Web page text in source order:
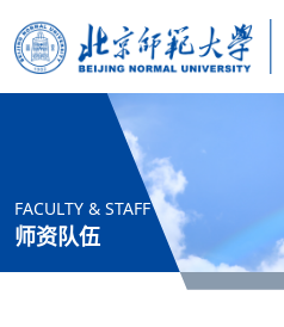
学院概况
FACULTY & STAFF
师资队伍